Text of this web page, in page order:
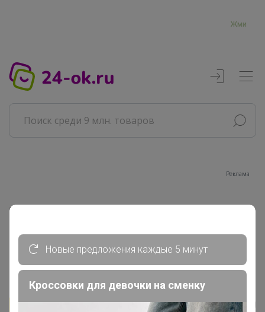
Жми
Реклама
Главная
Кофе упаковка 250г - Перепробуй...
Кофе Сухой Закон 250г, Зерно
Бонифаций
Новые предложения каждые 5 минут
Кроссовки для девочки на сменку